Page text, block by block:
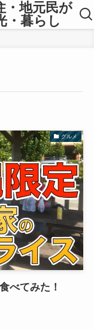
・地元民が
・暮らし
グルメ
べてみた！